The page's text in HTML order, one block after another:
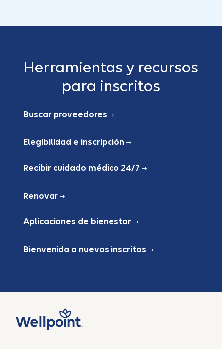
Herramientas y recursos
para inscritos
Buscar proveedores
Elegibilidad e inscripción
Recibir cuidado médico 24/7
Renovar
Aplicaciones de bienestar
Bienvenida a nuevos inscritos